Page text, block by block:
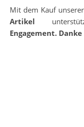
Mit dem Kauf unserer
Artikel
Engagement.